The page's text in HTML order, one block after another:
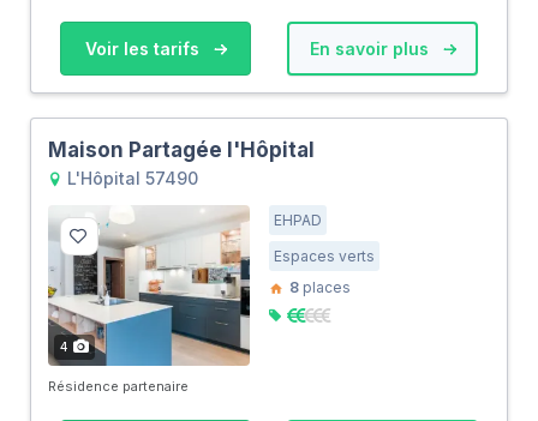
Voir les tarifs En savoir plus
Maison Partagée l'Hôpital
L'Hôpital 57490
4
EHPAD
Espaces verts
8 places
Résidence partenaire